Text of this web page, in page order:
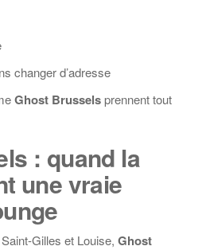
changer d’adresse
Ghost Brusselsprennent tout
: quand la
une vraie
Gilles et Louise, Ghost